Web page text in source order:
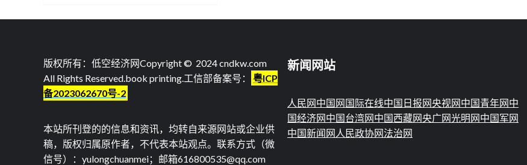
版权所有：低空经济网Copyright © 2024 cndkw.com
All Rights Reserved.book printing.工信部备案号：
粤ICP
备2023062670号-2
本站所刊登的的信息和资讯，均转自来源网站或企业供
稿，版权归属原作者，不代表本站观点。联系方式（微
信号）：yulongchuanmei；邮箱616800535@qq.com
新闻网站
人民网中国网国际在线中国日报网央视网中国青年网中
国经济网中国台湾网中国西藏网央广网光明网中国军网
中国新闻网人民政协网法治网